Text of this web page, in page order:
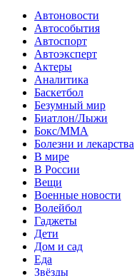
Автоновости
Автособытия
Автоспорт
Автоэксперт
Актеры
Аналитика
Баскетбол
Безумный мир
Биатлон/Лыжи
Бокс/MMA
Болезни и лекарства
В мире
В России
Вещи
Военные новости
Волейбол
Гаджеты
Дети
Дом и сад
Еда
Звёзды